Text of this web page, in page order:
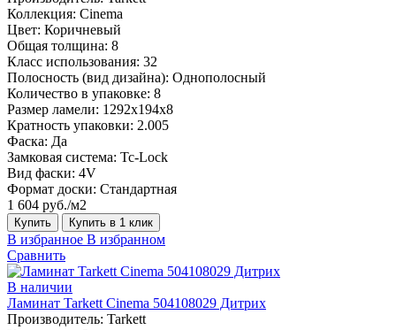
Коллекция: Cinema
Цвет: Коричневый
Общая толщина: 8
Класс использования: 32
Полосность (вид дизайна): Однополосный
Количество в упаковке: 8
Размер ламели: 1292х194х8
Кратность упаковки: 2.005
Фаска: Да
Замковая система: Tc-Lock
Вид фаски: 4V
Формат доски: Стандартная
1 604 руб./м2
Купить Купить в 1 клик
В избранное В избранном
Сравнить
В наличии
Ламинат Tarkett Cinema 504108029 Дитрих
Производитель: Tarkett